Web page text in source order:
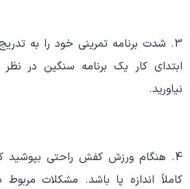
3. شدت برنامه تمرینی خود را به
ابتدای کار یک برنامه سنگین در
نیاورید.
4. هنگام ورزش کفش راحتی بپوشید
کاملاً اندازه پا باشد. مشکلات